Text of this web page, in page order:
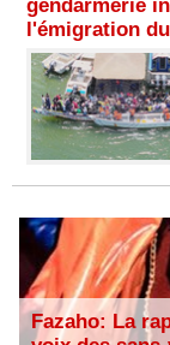
gendarmerie
l'émigration
Fazaho: La